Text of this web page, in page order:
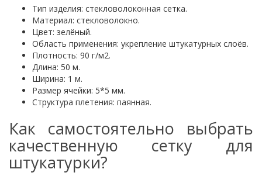
Тип изделия: стекловолоконная сетка.
Материал: стекловолокно.
Цвет: зелёный.
Область применения: укрепление штукатурных слоёв.
Плотность: 90 г/м2.
Длина: 50 м.
Ширина: 1 м.
Размер ячейки: 5*5 мм.
Структура плетения: паянная.
Как самостоятельно выбрать
качественную сетку для
штукатурки?